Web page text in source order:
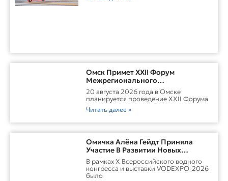
Омск Примет XXII Форум
Межрегионального
Сотрудничества России И
Казахстана
20 августа 2026 года в Омске
планируется проведение XXII Форума
Читать далее »
Омичка Алёна Гейдт Приняла
Участие В Развитии Новых
Карьерных Моделей Для Водной
Отрасли России
В рамках X Всероссийского водного
конгресса и выставки VODEXPO-2026
было